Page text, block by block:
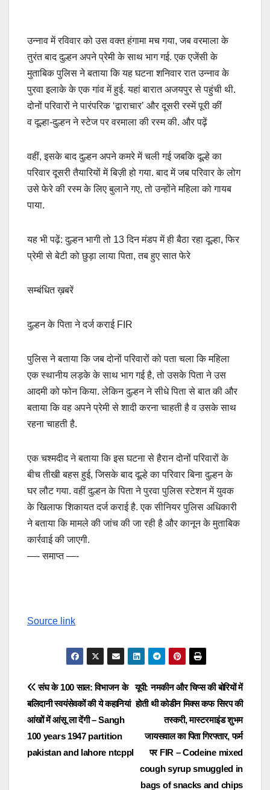
उन्नाव में रविवार को उस वक्त हंगामा मच गया, जब वरमाला के
तुरंत बाद दुल्हन अपने प्रेमी के साथ भाग गई. एक एजेंसी के
मुताबिक पुलिस ने बताया कि यह घटना शनिवार रात उन्नाव के
पुरवा इलाके के एक गांव में हुई. यहां बारात अजयपुर से पहुंची थी.
दोनों परिवारों ने पारंपरिक ‘द्वाराचार’ और दूसरी रस्में पूरी कीं
व दूल्हा-दुल्हन ने स्टेज पर वरमाला की रस्म की. और पढ़ें
वहीं, इसके बाद दुल्हन अपने कमरे में चली गई जबकि दूल्हे का
परिवार दूसरी तैयारियों में बिज़ी हो गया. बाद में जब परिवार के लोग
उसे फेरे की रस्म के लिए बुलाने गए, तो उन्होंने महिला को गायब
पाया.
यह भी पढ़ें: दुल्हन भागी तो 13 दिन मंडप में ही बैठा रहा दूल्हा, फिर
प्रेमी से बेटी को छुड़ा लाया पिता, तब हुए सात फेरे
सम्बंधित ख़बरें
दुल्हन के पिता ने दर्ज कराई FIR
पुलिस ने बताया कि जब दोनों परिवारों को पता चला कि महिला
एक स्थानीय लड़के के साथ भाग गई है, तो उसके पिता ने उस
आदमी को फोन किया. लेकिन दुल्हन ने सीधे पिता से बात की और
बताया कि वह अपने प्रेमी से शादी करना चाहती है व उसके साथ
रहना चाहती है.
एक चश्मदीद ने बताया कि इस घटना से हैरान दोनों परिवारों के
बीच तीखी बहस हुई, जिसके बाद दूल्हे का परिवार बिना दुल्हन के
घर लौट गया. वहीं दुल्हन के पिता ने पुरवा पुलिस स्टेशन में युवक
के खिलाफ शिकायत दर्ज कराई है. एक सीनियर पुलिस अधिकारी
ने बताया कि मामले की जांच की जा रही है और कानून के मुताबिक
कार्रवाई की जाएगी.
—- समाप्त —-
Source link
Post
navigation
यूपी: नमकीन और चिप्स की बोरियों में
होती थी कोडीन मिक्स कफ सिरप की
तस्करी, मास्टरमाइंड शुभम
जायसवाल का पिता गिरफ्तार, फर्म
पर FIR – Codeine mixed
cough syrup smuggled in
bags of snacks and chips
संघ के 100 साल: विभाजन के
बलिदानी स्वयंसेवकों की ये कहानियां
आंखों में आंसू ला देंगी – Sangh
100 years 1947 partition
pakistan and lahore ntcppl